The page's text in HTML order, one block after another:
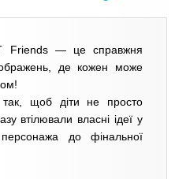
Friends — це справжня
де кожен може
так, щоб діти не просто
втілювали власні ідеї у
до фінальної